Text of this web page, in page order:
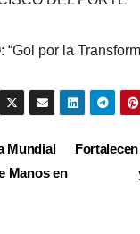
“Gol por la
Mundial
Manos en